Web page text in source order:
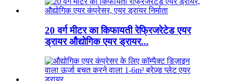
20 वर्ग मीटर का किफायती रेफ्रिजरेटेड एयर
ड्रायर औद्योगिक एयर ड्रायर...